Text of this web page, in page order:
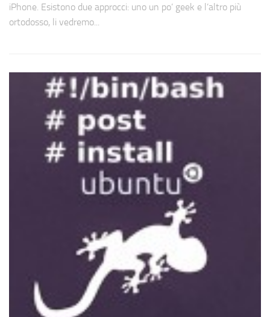
iPhone. Esistono due approcci: uno un po’ geek e l’altro più
ortodosso, li vedremo...